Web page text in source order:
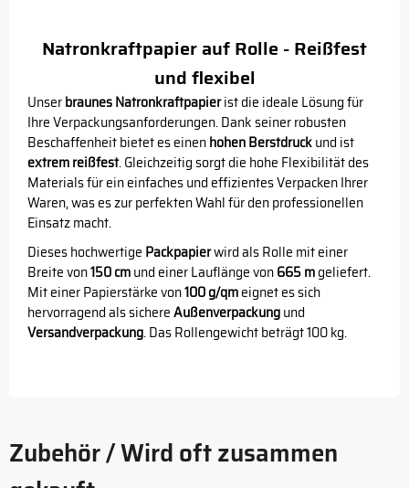
Natronkraftpapier auf Rolle - Reißfest
und flexibel
Unserbraunes Natronkraftpapierist die ideale Lösung für
Ihre Verpackungsanforderungen. Dank seiner robusten
Beschaffenheit bietet es einenhohen Berstdruckund ist
extrem reißfest. Gleichzeitig sorgt die hohe Flexibilität des
Materials für ein einfaches und effizientes Verpacken Ihrer
Waren, was es zur perfekten Wahl für den professionellen
Einsatz macht.
Dieses hochwertige Packpapierwird als Rolle mit einer
Breite von150 cmund einer Lauflänge von665 mgeliefert.
Mit einer Papierstärke von100 g/qmeignet es sich
hervorragend als sichereAußenverpackungund
Versandverpackung. Das Rollengewicht beträgt 100 kg.
Zubehör / Wird oft zusammen